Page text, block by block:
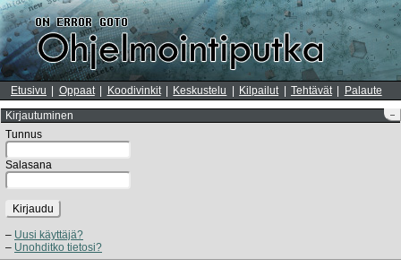
Etusivu Oppaat Koodivinkit Keskustelu Kilpailut Tehtävät Palaute
–
Kirjautuminen
Tunnus
Salasana
Kirjaudu
Uusi käyttäjä?
Unohditko tietosi?